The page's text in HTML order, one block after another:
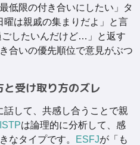
低限の付き合いにしたい」タ
曜は親戚の集まりだよ」と言
ごしたいんだけど…」と返す
合いの優先順位で意見がぶつ
受け取り方のズレ
話して、共感し合うことで親
ISTPは論理的に分析して、感
なタイプです。
ESFJが「も